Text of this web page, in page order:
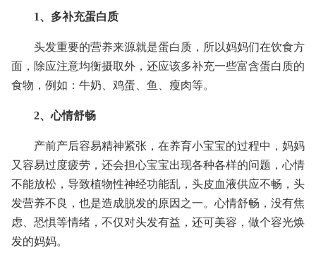
1、多补充蛋白质
头发重要的营养来源就是蛋白质，所以妈妈们在饮食方
面，除应注意均衡摄取外，还应该多补充一些富含蛋白质的
食物，例如：牛奶、鸡蛋、鱼、瘦肉等。
2、心情舒畅
产前产后容易精神紧张，在养育小宝宝的过程中，妈妈
又容易过度疲劳，还会担心宝宝出现各种各样的问题，心情
不能放松，导致植物性神经功能乱，头皮血液供应不畅，头
发营养不良，也是造成脱发的原因之一。心情舒畅，没有焦
虑、恐惧等情绪，不仅对头发有益，还可美容，做个容光焕
发的妈妈。